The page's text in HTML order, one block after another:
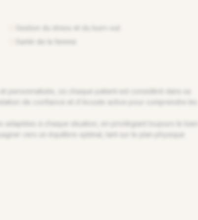
personnalisée, où chaque patient est considéré dans sa
de confiance et d'écoute active pour comprendre les
à chaque situation, en privilégiant toujours le bien-
vers un équilibre optimal, tant sur le plan physique